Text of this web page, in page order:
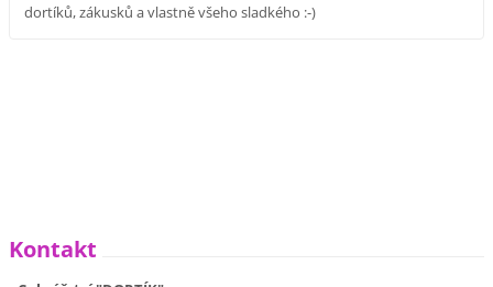
dortíků, zákusků a vlastně všeho sladkého :-)
Kontakt